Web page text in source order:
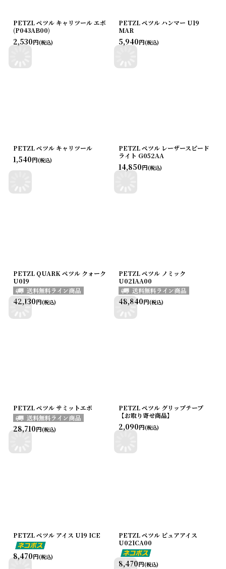
PETZL ペツル キャリツール エボ
(P043AB00)
2,530円(税込)
PETZL ペツル ハンマー U19
MAR
5,940円(税込)
PETZL ペツル キャリツール
1,540円(税込)
PETZL ペツル レーザースピード
ライト G052AA
14,850円(税込)
PETZL QUARK ペツル クォーク
U019
42,130円(税込)
PETZL ペツル ノミック
U021AA00
48,840円(税込)
PETZL ペツル サミットエボ
28,710円(税込)
PETZL ペツル グリップテープ
【お取り寄せ商品】
2,090円(税込)
PETZL ペツル アイス U19 ICE
8,470円(税込)
PETZL ペツル ピュアアイス
U021CA00
8,470円(税込)